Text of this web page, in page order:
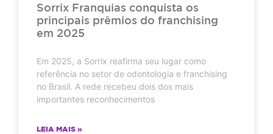
Sorrix Franquias conquista os
principais prêmios do franchising
em 2025
Em 2025, a Sorrix reafirma seu lugar como
referência no setor de odontologia e franchising
no Brasil. A rede recebeu dois dos mais
importantes reconhecimentos
LEIA MAIS »